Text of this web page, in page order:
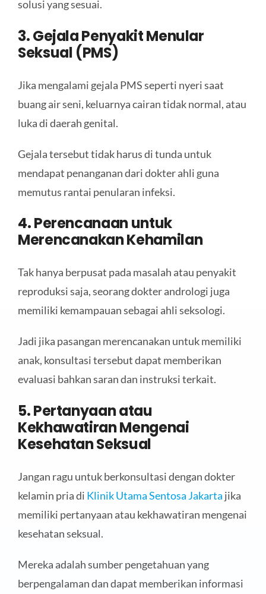
solusi yang sesuai.
3. Gejala Penyakit Menular
Seksual (PMS)
Jika mengalami gejala PMS seperti nyeri saat
buang air seni, keluarnya cairan tidak normal, atau
luka di daerah genital.
Gejala tersebut tidak harus di tunda untuk
mendapat penanganan dari dokter ahli guna
memutus rantai penularan infeksi.
4. Perencanaan untuk
Merencanakan Kehamilan
Tak hanya berpusat pada masalah atau penyakit
reproduksi saja, seorang dokter andrologi juga
memiliki kemampauan sebagai ahli seksologi.
Jadi jika pasangan merencanakan untuk memiliki
anak, konsultasi tersebut dapat memberikan
evaluasi bahkan saran dan instruksi terkait.
5. Pertanyaan atau
Kekhawatiran Mengenai
Kesehatan Seksual
Jangan ragu untuk berkonsultasi dengan dokter
kelamin pria di Klinik Utama Sentosa Jakarta jika
memiliki pertanyaan atau kekhawatiran mengenai
kesehatan seksual.
Mereka adalah sumber pengetahuan yang
berpengalaman dan dapat memberikan informasi